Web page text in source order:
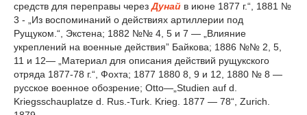
средств для переправы черезДунай в июне 1877 г.“, 1881 №
3 - „Из воспоминаний о действиях артиллерии под
Рущуком.“, Экстена; 1882 №№ 4, 5 и 7 — „Влияние
укреплений на военные действия” Байкова; 1886 №№ 2, 5,
11 и 12— „Материал для описания действий рущукского
отряда 1877-78 г.“, Фохта; 1877 1880 8, 9 и 12, 1880 № 8 —
русское военное обозрение; Otto—„Studien auf d.
Kriegsschauplatze d. Rus.-Turk. Krieg. 1877 — 78“, Zurich.